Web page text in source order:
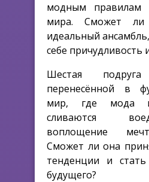
модным правилам
мира. Сможет ли
идеальный
себе причудливость
Шестая подруга
перенесённой в
мир, где мода и
сливаются
воплощение
Сможет ли она
тенденции и
будущего?